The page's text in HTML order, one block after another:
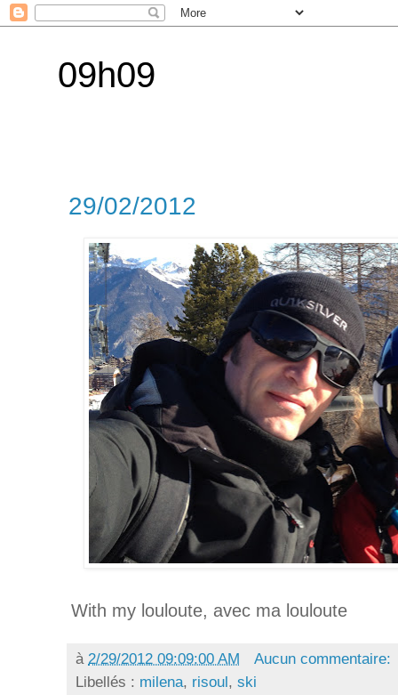
09h09
29/02/2012
With my louloute, avec ma louloute
à 2/29/2012 09:09:00 AM
Aucun commentaire:
Libellés : milena, risoul, ski